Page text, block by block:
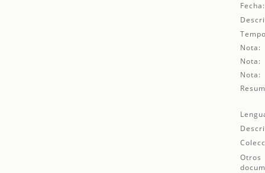
Fecha:
Nota:
Nota:
Nota:
Otros